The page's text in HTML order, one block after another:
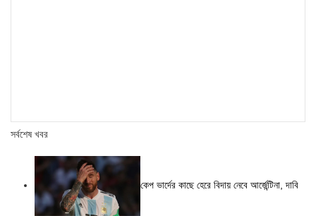
সর্বশেষ খবর
কেপ ভার্দের কাছে হেরে বিদায় নেবে আর্জেন্টিনা, দাবি